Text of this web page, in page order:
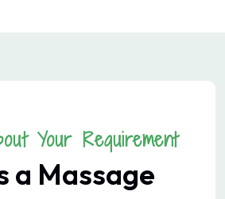
Your Requirement
a Massage